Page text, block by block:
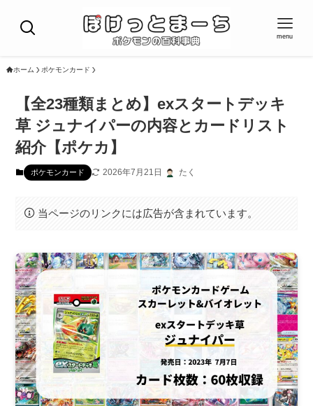
menu
ホーム ポケモンカード
【全23種類まとめ】exスタートデッキ
草 ジュナイパーの内容とカードリスト
紹介【ポケカ】
ポケモンカード 2026年7月21日 たく
当ページのリンクには広告が含まれています。